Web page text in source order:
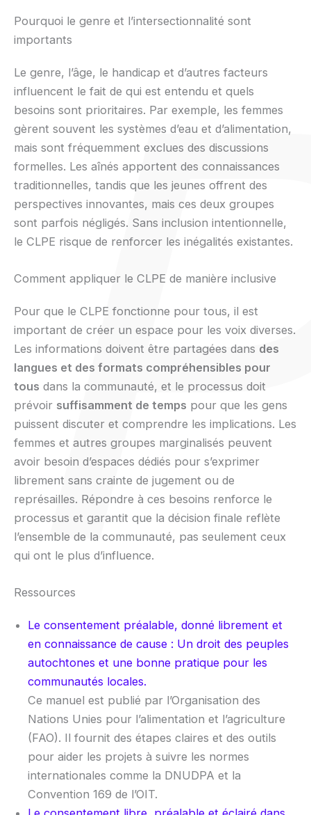
Pourquoi le genre et l’intersectionnalité sont
importants
Le genre, l’âge, le handicap et d’autres facteurs
influencent le fait de qui est entendu et quels
besoins sont prioritaires. Par exemple, les femmes
gèrent souvent les systèmes d’eau et d’alimentation,
mais sont fréquemment exclues des discussions
formelles. Les aînés apportent des connaissances
traditionnelles, tandis que les jeunes offrent des
perspectives innovantes, mais ces deux groupes
sont parfois négligés. Sans inclusion intentionnelle,
le CLPE risque de renforcer les inégalités existantes.
Comment appliquer le CLPE de manière inclusive
Pour que le CLPE fonctionne pour tous, il est
important de créer un espace pour les voix diverses.
Les informations doivent être partagées dans des
langues et des formats compréhensibles pour
tous dans la communauté, et le processus doit
prévoir suffisamment de temps pour que les gens
puissent discuter et comprendre les implications. Les
femmes et autres groupes marginalisés peuvent
avoir besoin d’espaces dédiés pour s’exprimer
librement sans crainte de jugement ou de
représailles. Répondre à ces besoins renforce le
processus et garantit que la décision finale reflète
l’ensemble de la communauté, pas seulement ceux
qui ont le plus d’influence.
Ressources
Le consentement préalable, donné librement et
en connaissance de cause : Un droit des peuples
autochtones et une bonne pratique pour les
communautés locales.
Ce manuel est publié par l’Organisation des
Nations Unies pour l’alimentation et l’agriculture
(FAO). Il fournit des étapes claires et des outils
pour aider les projets à suivre les normes
internationales comme la DNUDPA et la
Convention 169 de l’OIT.